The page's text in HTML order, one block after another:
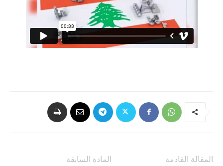
المادة السابقة
المقالة القادمة